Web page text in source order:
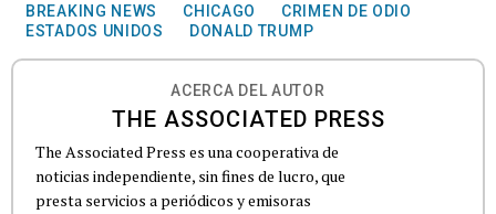
BREAKING NEWS CHICAGO
CRIMEN DE ODIO
ESTADOS UNIDOS
DONALD TRUMP
ACERCA DEL AUTOR
THE ASSOCIATED PRESS
The Associated Press es una cooperativa de
noticias independiente, sin fines de lucro, que
presta servicios a periódicos y emisoras